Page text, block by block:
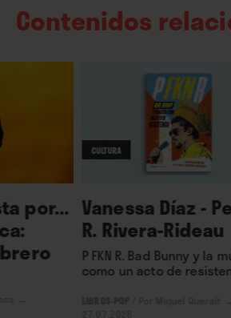
Contenidos
por...
CULTURA
Vanessa Díaz -
R. Rivera-Rideau
P FKN R. Bad Bunny y la
como un acto de